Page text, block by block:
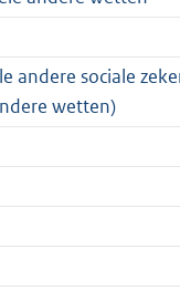
andere sociale
wetten)